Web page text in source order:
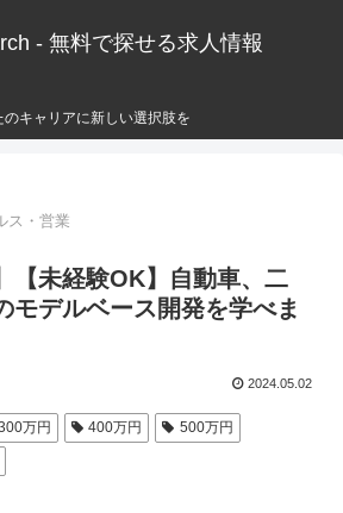
- 無料で探せる求人情報
のキャリアに新しい選択肢を
ス・営業
【未経験OK】自動車、二
モデルベース開発を学べま
2024.05.02
万円 400万円
500万円